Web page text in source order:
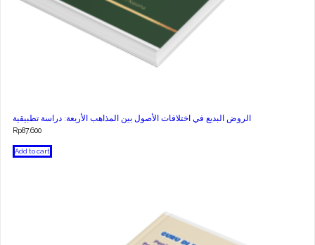
الروض البديع في اختلافات الأصول بين المذاهب الأربعة: دراسة تطبيقية
Rp87.600
Add to cart